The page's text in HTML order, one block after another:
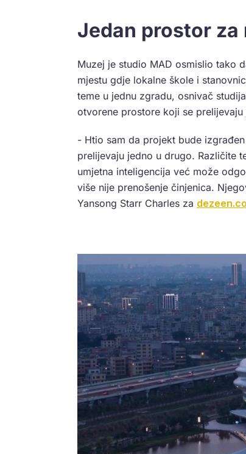
Jedan prostor za
Muzej je studio MAD osmislio tako
mjestu gdje lokalne škole i
teme u jednu zgradu, osnivač studija
otvorene prostore koji se
- Htio sam da projekt bude
prelijevaju jedno u drugo. Različite
umjetna inteligencija već može
više nije prenošenje činjenica.
Yansong Starr Charles za